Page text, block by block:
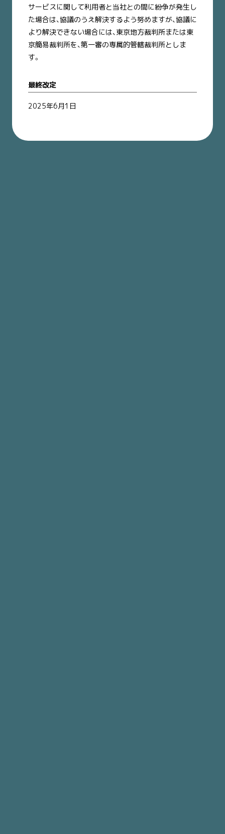
サービスに関して利用者と当社との間に紛争が発生し
た場合は、協議のうえ解決するよう努めますが、協議に
より解決できない場合には、東京地方裁判所または東
京簡易裁判所を、第一審の専属的管轄裁判所としま
す。
最終改定
2025年6月1日